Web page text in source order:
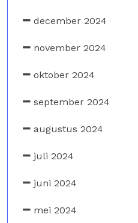
december 2024
november 2024
oktober 2024
september 2024
augustus 2024
juli 2024
juni 2024
mei 2024